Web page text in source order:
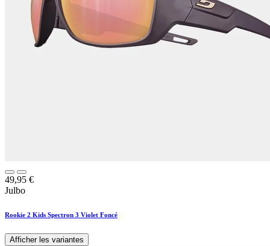
49,95 €
Julbo
Rookie 2 Kids Spectron 3 Violet Foncé
Afficher les variantes